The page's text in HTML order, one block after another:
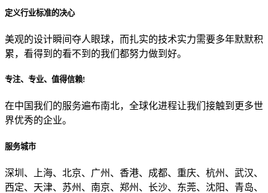
贵公司的团队规模是？
目前主要的营销渠道是？
定义行业标准的决心
美观的设计瞬间夺人眼球，而扎实的技术实力需要多年默默积
累，看得到的看不到的我们都努力做到好。
专注、专业、值得信赖!
在中国我们的服务遍布南北，全球化进程让我们接触到更多世
界优秀的企业。
服务城市
深圳、上海、北京、广州、香港、成都、重庆、杭州、武汉、
西定、天津、苏州、南京、郑州、长沙、东莞、沈阳、青岛、